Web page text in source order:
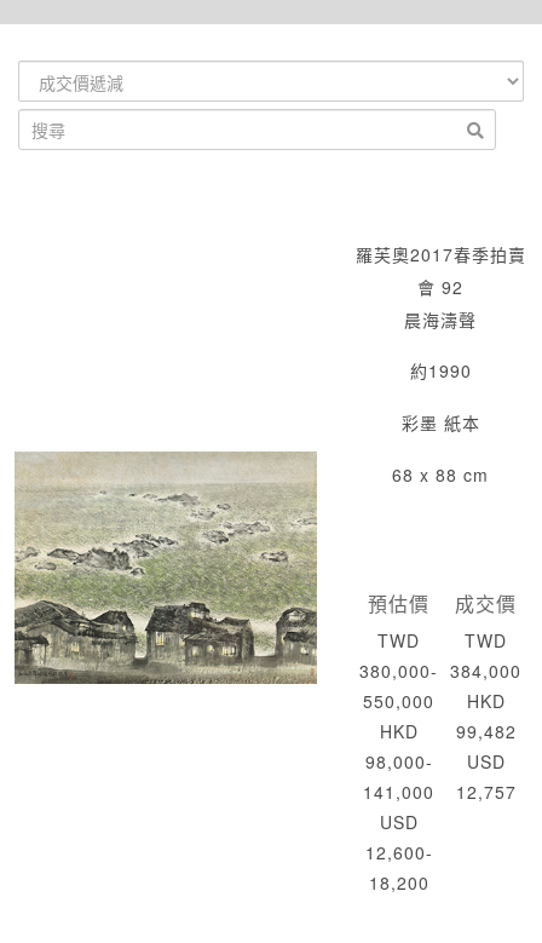
羅芙奧2017春季拍賣
會 92
晨海濤聲
約1990
彩墨 紙本
68 x 88 cm
預估價
TWD
380,000-
550,000
HKD
98,000-
141,000
USD
12,600-
18,200
成交價
TWD
384,000
HKD
99,482
USD
12,757